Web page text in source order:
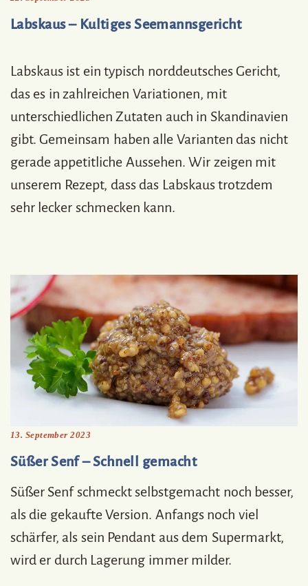
Labskaus – Kultiges Seemannsgericht
Labskaus ist ein typisch norddeutsches Gericht,
das es in zahlreichen Variationen, mit
unterschiedlichen Zutaten auch in Skandinavien
gibt. Gemeinsam haben alle Varianten das nicht
gerade appetitliche Aussehen. Wir zeigen mit
unserem Rezept, dass das Labskaus trotzdem
sehr lecker schmecken kann.
13. September 2023
Süßer Senf – Schnell gemacht
Süßer Senf schmeckt selbstgemacht noch besser,
als die gekaufte Version. Anfangs noch viel
schärfer, als sein Pendant aus dem Supermarkt,
wird er durch Lagerung immer milder.